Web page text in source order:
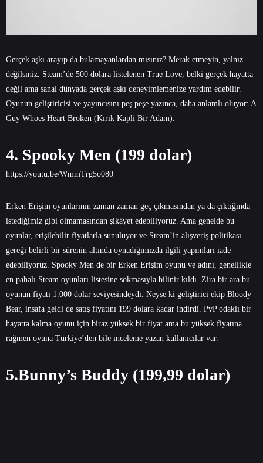
Gerçek aşkı arayıp da bulamayanlardan mısınız? Merak etmeyin, yalnız
değilsiniz. Steam’de 500 dolara listelenen True Love, belki gerçek hayatta
değil ama sanal dünyada gerçek aşkı deneyimlemenize yardım edebilir.
Oyunun geliştiricisi ve yayıncısını peş peşe yazınca, daha anlamlı oluyor: A
Guy Whoes Heart Broken (Kırık Kapli Bir Adam).
4. Spooky Men (199 dolar)
https://youtu.be/WmmTrg5o080
Erken Erişim oyunlarının zaman zaman geç çıkmasından ya da çıktığında
istediğimiz gibi olmamasından şikâyet edebiliyoruz. Ama genelde bu
oyunlar, erişilebilir fiyatlarla sunuluyor ve Steam’in alışveriş politikası
gereği belirli bir sürenin altında oynadığımızda ilgili yapımları iade
edebiliyoruz. Spooky Men de bir Erken Erişim oyunu ve adını, genellikle
en pahalı Steam oyunları listesine sokmasıyla bilinir kıldı. Zira bir ara bu
oyunun fiyatı 1.000 dolar seviyesindeydi. Neyse ki geliştirici ekip Bloody
Bear, insafa geldi de satış fiyatını 199 dolara kadar indirdi. PvP odaklı bir
hayatta kalma oyunu için biraz yüksek bir fiyat ama bu yüksek fiyatına
rağmen oyuna Türkiye’den bile inceleme yazan kullanıcılar var.
5.Bunny’s Buddy (199,99 dolar)